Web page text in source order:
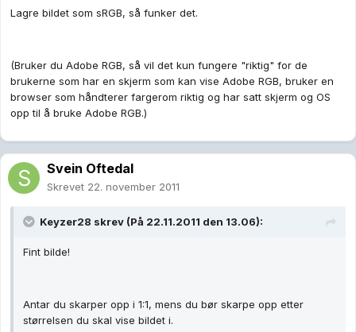
Lagre bildet som sRGB, så funker det.
(Bruker du Adobe RGB, så vil det kun fungere "riktig" for de
brukerne som har en skjerm som kan vise Adobe RGB, bruker en
browser som håndterer fargerom riktig og har satt skjerm og OS
opp til å bruke Adobe RGB.)
Svein Oftedal
Skrevet 22. november 2011
Keyzer28 skrev (På 22.11.2011 den 13.06):
Fint bilde!
Antar du skarper opp i 1:1, mens du bør skarpe opp etter
størrelsen du skal vise bildet i.